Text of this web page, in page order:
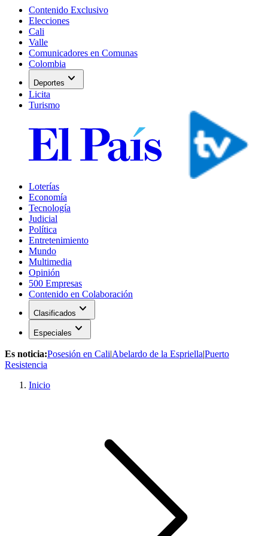
Contenido Exclusivo
Elecciones
Cali
Valle
Comunicadores en Comunas
Colombia
Deportes expand_more
Licita
Turismo
Loterías
Economía
Tecnología
Judicial
Política
Entretenimiento
Mundo
Multimedia
Opinión
500 Empresas
Contenido en Colaboración
Clasificados expand_more
Especiales expand_more
Es noticia:Posesión en Cali|Abelardo de la Espriella|Puerto
Resistencia
Inicio